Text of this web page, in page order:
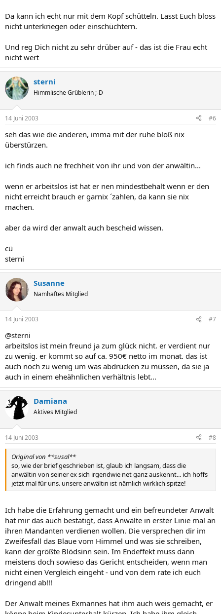
Da kann ich echt nur mit dem Kopf schütteln. Lasst Euch bloss
nicht unterkriegen oder einschüchtern.
Und reg Dich nicht zu sehr drüber auf - das ist die Frau echt
nicht wert
sterni
Himmlische Grüblerin ;-D
14 Juni 2003 #6
seh das wie die anderen, imma mit der ruhe bloß nix
überstürzen.
ich finds auch ne frechheit von ihr und von der anwältin...
wenn er arbeitslos ist hat er nen mindestbehalt wenn er den
nicht erreicht brauch er garnix ´zahlen, da kann sie nix
machen.
aber da wird der anwalt auch bescheid wissen.
cü
sterni
Susanne
Namhaftes Mitglied
14 Juni 2003 #7
@sterni
arbeitslos ist mein freund ja zum glück nicht. er verdient nur
zu wenig. er kommt so auf ca. 950€ netto im monat. das ist
auch noch zu wenig um was abdrücken zu müssen, da sie ja
auch in einem eheähnlichen verhältnis lebt...
Damiana
Aktives Mitglied
14 Juni 2003 #8
Original von **susal**
so, wie der brief geschrieben ist, glaub ich langsam, dass die
anwältin von seiner ex sich irgendwie net ganz auskennt... ich hoffs
jetzt mal für uns. unsere anwältin ist nämlich wirklich spitze!
Ich habe die Erfahrung gemacht und ein befreundeter Anwalt
hat mir das auch bestätigt, dass Anwälte in erster Linie mal an
ihren Mandanten verdienen wollen. Die versprechen dir im
Zweifesfall das Blaue vom Himmel und was sie schreiben,
kann der größte Blödsinn sein. Im Endeffekt muss dann
meistens doch sowieso das Gericht entscheiden, wenn man
nicht einen Vergleich eingeht - und von dem rate ich euch
dringend ab!!!
Der Anwalt meines Exmannes hat ihm auch weis gemacht, er